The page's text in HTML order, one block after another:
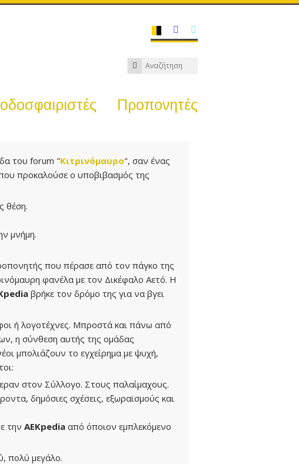
Προπονητές
του forum "Κιτρινόμαυρο", σαν ένας
προκαλούσε ο υποβιβασμός της
θέση.
μνήμη.
που πέρασε από τον πάγκο της
φανέλα με τον Δικέφαλο Αετό. Η
βρήκε τον δρόμο της για να βγει
ή λογοτέχνες. Μπροστά και πάνω από
η σύνθεση αυτής της ομάδας
μπολιάζουν το εγχείρημα με ψυχή,
στον Σύλλογο. Στους παλαίμαχους.
δημόσιες σχέσεις, εξωραϊσμούς και
την ΑΕΚpedia από όποιον εμπλεκόμενο
πολύ μεγάλο.